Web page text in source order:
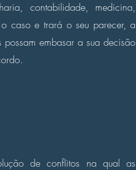
contabilidade, medicina,
caso e trará o seu parecer, a
embasar a sua decisão
de conflitos na qual as